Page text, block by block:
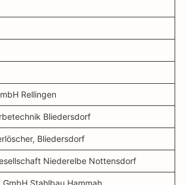
Rellingen
Bliedersdorf
Bliedersdorf
Niederelbe Nottensdorf
GmbH Stahlbau Hammah